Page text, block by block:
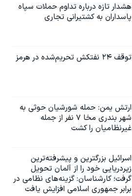
هشدار تازه درباره تداوم حملات سپاه
پاسداران به کشتیرانی تجاری
توقف ۲۴ نفتکش تحریم‌شده در هرمز
ارتش یمن: حمله شورشیان حوثی به
شهر بندری مخا ۷ نفر از جمله
غیرنظامیان را کشت
اسرائيل بزرگترین و پیشرفته‌ترین
زیردریایی خود را از آلمان تحویل
گرفت؛ کارشناسان: گزینه‌های نظامی در
برابر جمهوری اسلامی افزایش یافت